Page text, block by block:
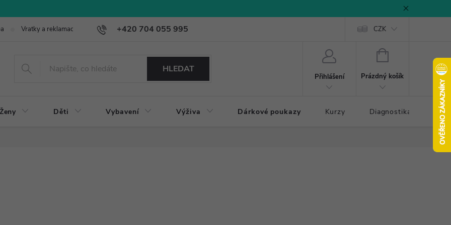
+420 704 055 995
Vratky a reklamace CZK
HLEDAT
Přihlášení
NÁKUPNÍ
Prázdný košík
Ženy Děti Vybavení Výživa Dárkové poukazy Kurzy Diagnostika došlapu